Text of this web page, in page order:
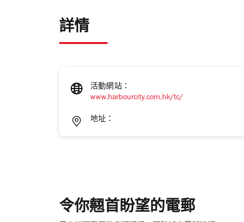
詳情
活動網站：
www.harbourcity.com.hk/tc/
地址：
令你翹首盼望的電郵